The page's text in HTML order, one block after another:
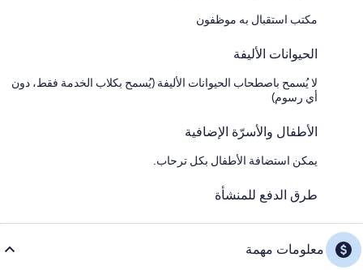
مكتب استقبال به موظفون
الحيوانات الأليفة
لا يُسمح باصطحاب الحيوانات الأليفة (يُسمح بكلاب الخدمة فقط، دون
أي رسوم)
الأطفال والأسرّة الإضافية
يمكن استضافة الأطفال بكل ترحاب.
طرق الدفع للمنشأة
معلومات مهمة